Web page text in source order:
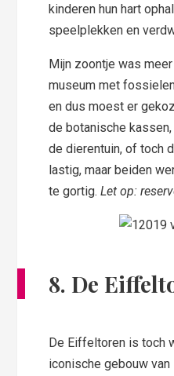
kinderen hun hart
speelplekken en
Mijn zoontje was
museum met
en dus moest er
de botanische
de dierentuin, of toch
lastig, maar beiden
te gortig.Let op:
8. De
De Eiffeltoren is toch
iconische gebouw